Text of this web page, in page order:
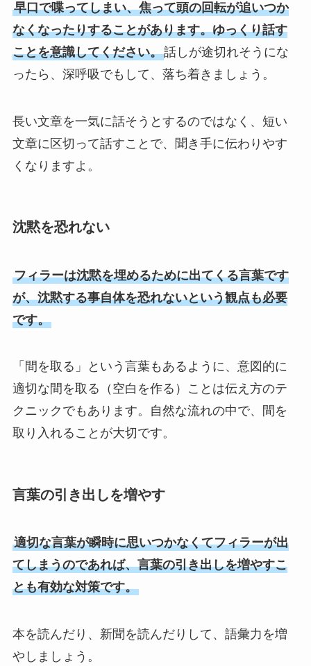
早口で喋ってしまい、焦って頭の回転が追いつか
なくなったりすることがあります。ゆっくり話す
ことを意識してください。話しが途切れそうにな
ったら、深呼吸でもして、落ち着きましょう。
長い文章を一気に話そうとするのではなく、短い
文章に区切って話すことで、聞き手に伝わりやす
くなりますよ。
沈黙を恐れない
フィラーは沈黙を埋めるために出てくる言葉です
が、沈黙する事自体を恐れないという観点も必要
です。
「間を取る」という言葉もあるように、意図的に
適切な間を取る（空白を作る）ことは伝え方のテ
クニックでもあります。自然な流れの中で、間を
取り入れることが大切です。
言葉の引き出しを増やす
適切な言葉が瞬時に思いつかなくてフィラーが出
てしまうのであれば、言葉の引き出しを増やすこ
とも有効な対策です。
本を読んだり、新聞を読んだりして、語彙力を増
やしましょう。